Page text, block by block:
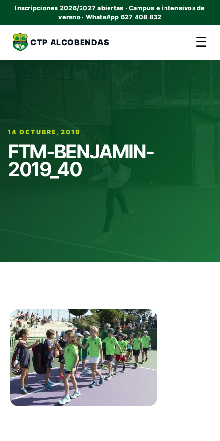
Inscripciones 2026/2027 abiertas · Campus e intensivos de
verano · WhatsApp 627 408 832
CTP ALCOBENDAS ☰
14 OCTUBRE, 2019
FTM-BENJAMIN-
2019_40